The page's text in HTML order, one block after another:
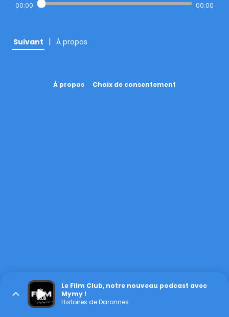
00:00 00:00
Suivant | À propos
À propos Choix de consentement
Le Film Club, notre nouveau podcast avec
Mymy !
Histoires de Daronnes